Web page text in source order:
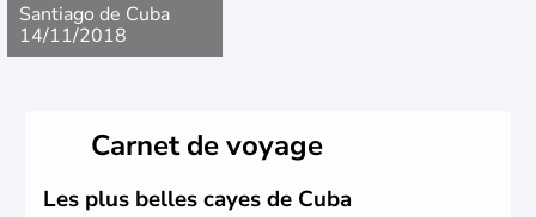
Santiago de Cuba
14/11/2018
Carnet de voyage
Les plus belles cayes de Cuba